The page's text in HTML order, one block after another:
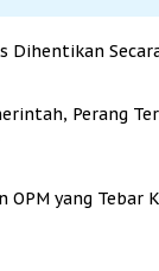
Dihentikan
Perang
OPM yang Tebar